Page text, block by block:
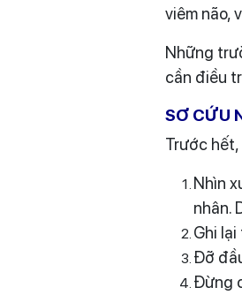
viêm não,
Những
cần điều
SƠ CỨU
Trước
Nhìn
nhân.
Ghi
Đỡ
Đừng